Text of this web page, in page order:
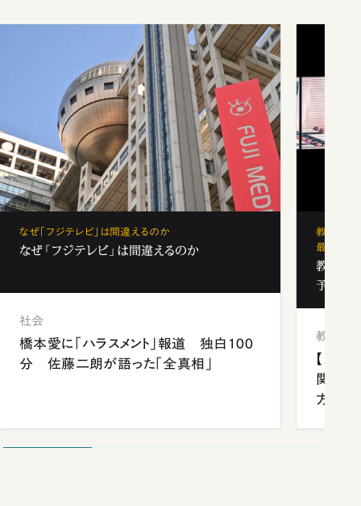
なぜ「フジテレビ」は間違えるのか
なぜ「フジテレビ」は間違えるのか
社会
橋本愛に「ハラスメント」報道 独白100
分 佐藤二朗が語った「全真相」
教育の地
最新勢力
教育の
予備校
教育
【九州
関西
方